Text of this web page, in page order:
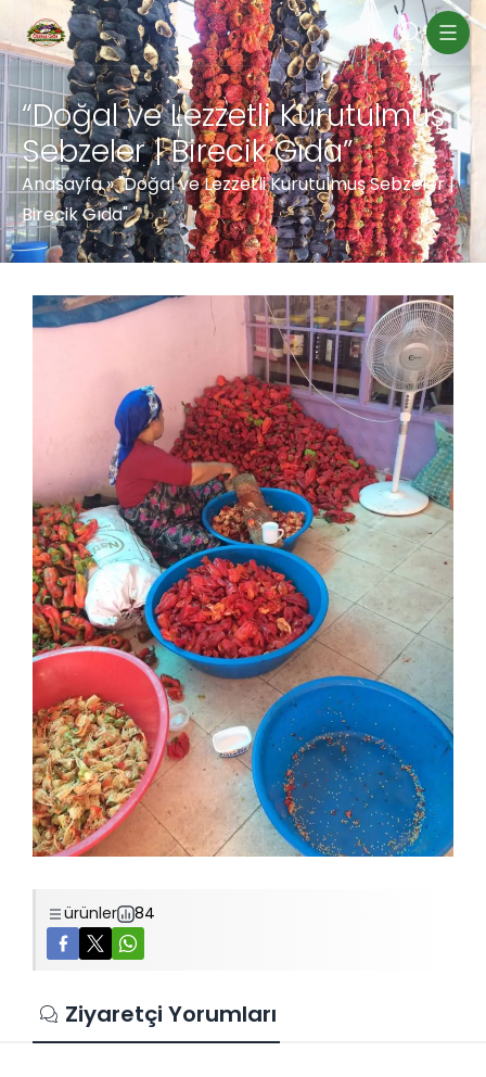
“Doğal ve Lezzetli Kurutulmuş
Sebzeler | Birecik Gıda”
Anasayfa»"Doğal ve Lezzetli Kurutulmuş Sebzeler |
Birecik Gıda"
ürünler 84
Ziyaretçi Yorumları